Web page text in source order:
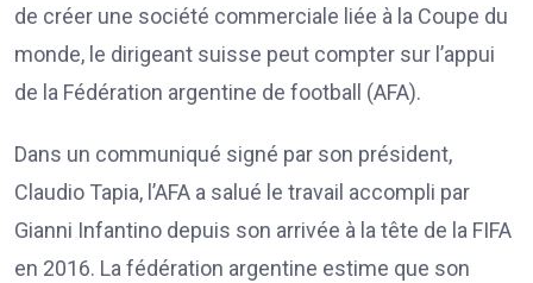
de créer une société commerciale liée à la Coupe du
monde, le dirigeant suisse peut compter sur l’appui
de la Fédération argentine de football (AFA).
Dans un communiqué signé par son président,
Claudio Tapia, l’AFA a salué le travail accompli par
Gianni Infantino depuis son arrivée à la tête de la FIFA
en 2016. La fédération argentine estime que son